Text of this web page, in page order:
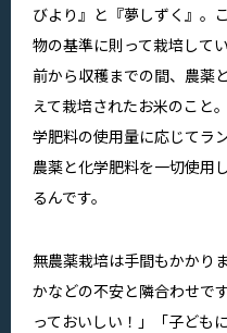
びより』と『夢しずく』。
物の基準に則って栽培して
前から収穫までの間、農薬
えて栽培されたお米のこと
学肥料の使用量に応じてラ
農薬と化学肥料を一切使用
るんです。
無農薬栽培は手間もかかり
かなどの不安と隣合わせで
っておいしい！」「子ども